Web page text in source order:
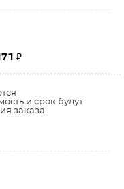
₽
и срок будут
заказа.